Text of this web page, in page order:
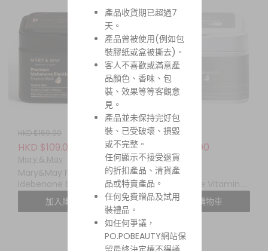
HKD $169.00
HKD $109.00
Mary & May
Mary&May Premium
Idebenone Blackberry
Complex Essence
Mask 頂級艾地苯黑莓複
合精華面膜 (一盒 20 片)
加入購物車
HKD $169.00
HKD $109.00
Mary & May
Mary&May
Niacinamide Vitamin C
Brightening Mask 煙酰
胺維他命C亮白面膜 (一盒
加入購物車
產品收貨期已超過7
天。
產品曾被使用(例如包
裝膠紙或盒被撕去)。
客人不喜歡或滿意產
品顏色、香味、包
裝、效果等等客觀意
見。
產品並未保持完好包
裝、已受破壞、損毀
或不完整。
任何顯示不接受退貨
的折扣產品、清貨產
品或特賣產品。
任何免費贈品及試用
裝禮品。
如任何爭議，
PO.POBEAUTY網站保